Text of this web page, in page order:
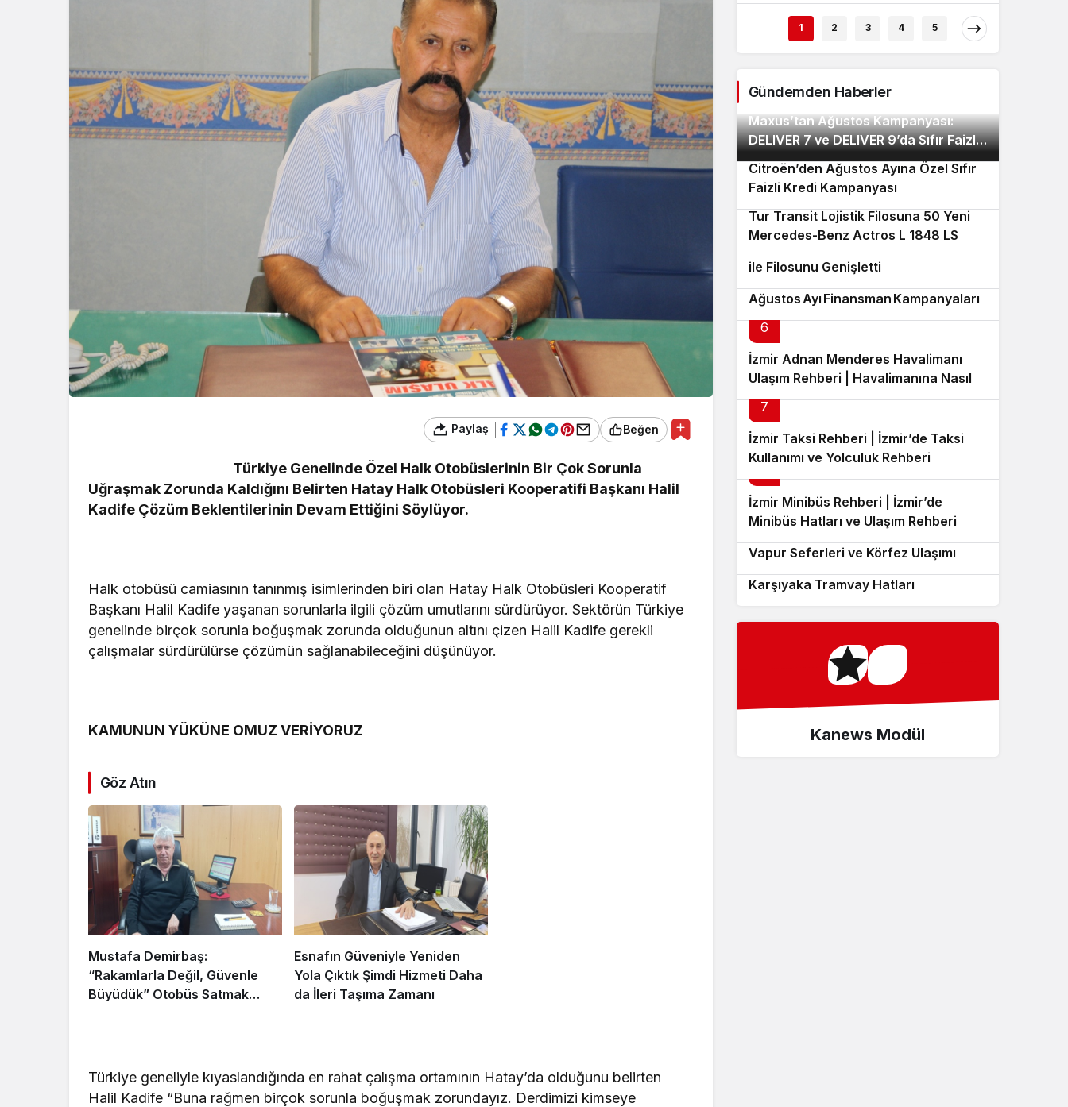
Paylaş Beğen
Türkiye Genelinde Özel Halk Otobüslerinin Bir Çok Sorunla
Uğraşmak Zorunda Kaldığını Belirten Hatay Halk Otobüsleri Kooperatifi Başkanı Halil
Kadife Çözüm Beklentilerinin Devam Ettiğini Söylüyor.
Halk otobüsü camiasının tanınmış isimlerinden biri olan Hatay Halk Otobüsleri Kooperatif
Başkanı Halil Kadife yaşanan sorunlarla ilgili çözüm umutlarını sürdürüyor. Sektörün Türkiye
genelinde birçok sorunla boğuşmak zorunda olduğunun altını çizen Halil Kadife gerekli
çalışmalar sürdürülürse çözümün sağlanabileceğini düşünüyor.
KAMUNUN YÜKÜNE OMUZ VERİYORUZ
Göz Atın
Mustafa Demirbaş:
“Rakamlarla Değil, Güvenle
Büyüdük” Otobüs Satmak
Esnafın Güveniyle Yeniden
Yola Çıktık Şimdi Hizmeti Daha
da İleri Taşıma Zamanı
Türkiye geneliyle kıyaslandığında en rahat çalışma ortamının Hatay’da olduğunu belirten
Halil Kadife “Buna rağmen birçok sorunla boğuşmak zorundayız. Derdimizi kimseye
1 2 3 4 5
Gündemden Haberler
Maxus’tan Ağustos Kampanyası:
DELIVER 7 ve DELIVER 9’da Sıfır Faizli
Kredi ve Özel Fiyat Avantajı
2
Citroën’den Ağustos Ayına Özel Sıfır
Faizli Kredi Kampanyası
3
Tur Transit Lojistik Filosuna 50 Yeni
Mercedes-Benz Actros L 1848 LS
Kattı
4
ile Filosunu Genişletti
Mercedes-Benz’den
Ağustos Ayı Finansman Kampanyaları
6
İzmir Adnan Menderes Havalimanı
Ulaşım Rehberi | Havalimanına Nasıl
Gidilir?
7
İzmir Taksi Rehberi | İzmir’de Taksi
Kullanımı ve Yolculuk Rehberi
İzmir Minibüs Rehberi | İzmir’de
Minibüs Hatları ve Ulaşım Rehberi
9
İzmir Deniz Ulaşımı Rehberi | İZDENİZ
Vapur Seferleri ve Körfez Ulaşımı
İzmir Tramvay Rehberi | Konak ve
Karşıyaka Tramvay Hatları
Kanews Modül